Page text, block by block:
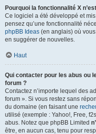
Pourquoi la fonctionnalité X
Ce logiciel a été développé et
pensez qu’une fonctionnalité
phpBB Ideas (en anglais) où
en suggérer de nouvelles.
Haut
Qui contacter pour les abus ou
forum ?
Contactez n’importe lequel des
forum ». Si vous restez sans
du domaine (en faisant une
utilisé (exemple : Yahoo!, Free,
abus. Notez que phpBB Limited
être, en aucun cas, tenu pour